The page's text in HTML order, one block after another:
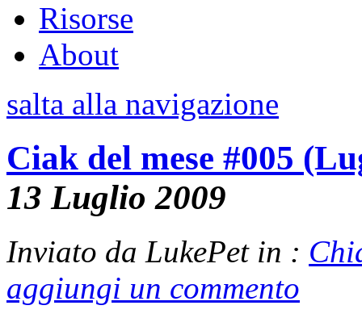
Risorse
About
salta alla navigazione
Ciak del mese #005
13 Luglio 2009
Inviato da LukePet in :
aggiungi un commento